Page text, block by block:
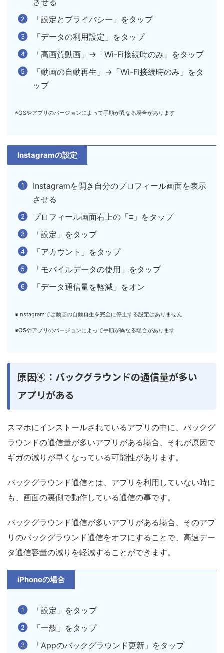
「設定とプライバシー」をタップ
「データの利用設定」をタップ
「高画質動画」→「Wi-Fi接続時のみ」をタップ
「動画の自動再生」→「Wi-Fi接続時のみ」をタ
ップ
※OSやアプリのバージョンによって手順が異なる場合があります
Instagramの設定
Instagramを開き自分のプロフィール画面を表示
させる
プロフィール画面右上の「≡」をタップ
「設定」をタップ
「アカウント」をタップ
「モバイルデータの使用」をタップ
「データ通信量を軽減」をオン
※Instagramでは動画の自動再生を完全に停止する設定はありません
※OSやアプリのバージョンによって手順が異なる場合があります
原因④：バックグラウンドの通信量が多い
アプリがある
スマホにインストールされているアプリの中に、バックグ
ラウンドの通信量が多いアプリがある場合、それが原因で
ギガの減りが早くなっている可能性があります。
バックグラウンド通信とは、アプリを利用していない時に
も、画面の裏側で動作している通信の事です。
バックグラウンド通信が多いアプリがある場合、そのアプ
リのバックグラウンド通信をオフにすることで、高速デー
タ通信容量の減りを軽減することができます。
iPhoneの場合
「設定」をタップ
「一般」をタップ
「Appのバックグラウンド更新」をタップ